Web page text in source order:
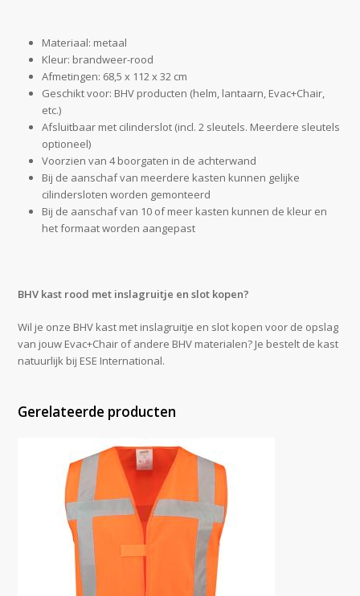
Materiaal: metaal
Kleur: brandweer-rood
Afmetingen: 68,5 x 112 x 32 cm
Geschikt voor: BHV producten (helm, lantaarn, Evac+Chair,
etc.)
Afsluitbaar met cilinderslot (incl. 2 sleutels. Meerdere sleutels
optioneel)
Voorzien van 4 boorgaten in de achterwand
Bij de aanschaf van meerdere kasten kunnen gelijke
cilindersloten worden gemonteerd
Bij de aanschaf van 10 of meer kasten kunnen de kleur en
het formaat worden aangepast
BHV kast rood met inslagruitje en slot kopen?
Wil je onze BHV kast met inslagruitje en slot kopen voor de opslag
van jouw Evac+Chair of andere BHV materialen? Je bestelt de kast
natuurlijk bij ESE International.
Gerelateerde producten